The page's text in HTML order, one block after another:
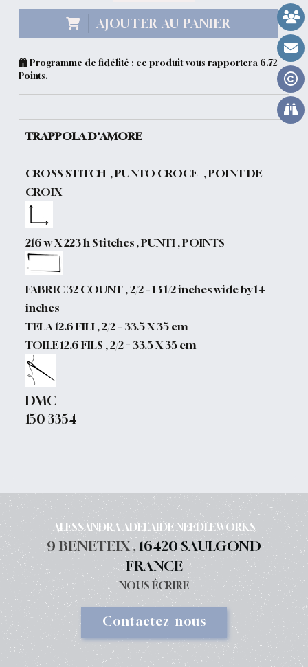
AJOUTER AU PANIER
Programme de fidélité : ce produit vous rapportera 6.72
Points.
TRAPPOLA D'AMORE
CROSS STITCH , PUNTO CROCE , POINT DE
CROIX
216 w X 223 h Stitches , PUNTI , POINTS
FABRIC 32 COUNT , 2/2 = 13 1/2 inches wide by 14
inches
TELA 12.6 FILI , 2/2 = 33.5 X 35 cm
TOILE 12.6 FILS , 2/2 = 33.5 X 35 cm
DMC
150 3354
ALESSANDRA ADELAIDE NEEDLEWORKS
9 BENETEIX ,16420 SAULGOND
FRANCE
NOUS ÉCRIRE
Contactez-nous